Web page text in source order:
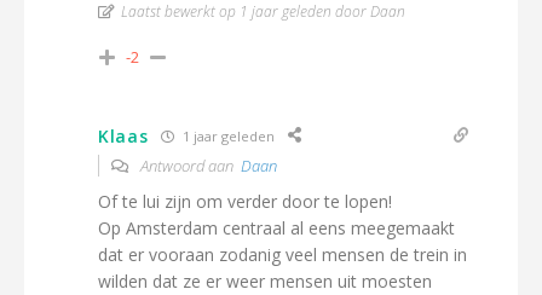
Laatst bewerkt op 1 jaar geleden door Daan
-2
Klaas 1 jaar geleden
Antwoord aan Daan
Of te lui zijn om verder door te lopen!
Op Amsterdam centraal al eens meegemaakt
dat er vooraan zodanig veel mensen de trein in
wilden dat ze er weer mensen uit moesten